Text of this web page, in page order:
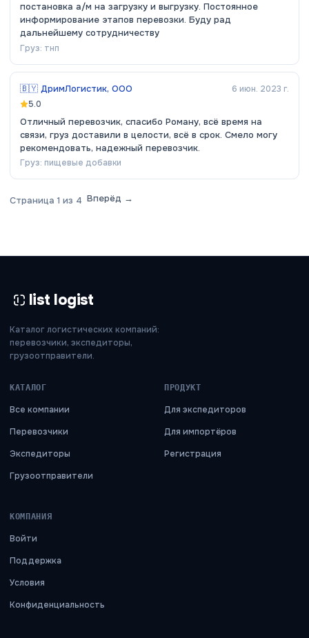
постановка а/м на загрузку и выгрузку. Постоянное
информирование этапов перевозки. Буду рад
дальнейшему сотрудничеству
Груз: тнп
🇧🇾 ДримЛогистик, ООО
6 июн. 2023 г.
5.0
Отличный перевозчик, спасибо Роману, всё время на
связи, груз доставили в целости, всё в срок. Смело могу
рекомендовать, надежный перевозчик.
Груз: пищевые добавки
Страница 1 из 4 Вперёд →
list logist
Каталог логистических компаний:
перевозчики, экспедиторы,
грузоотправители.
КАТАЛОГ
Все компании
Перевозчики
Экспедиторы
Грузоотправители
ПРОДУКТ
Для экспедиторов
Для импортёров
Регистрация
КОМПАНИЯ
Войти
Поддержка
Условия
Конфиденциальность